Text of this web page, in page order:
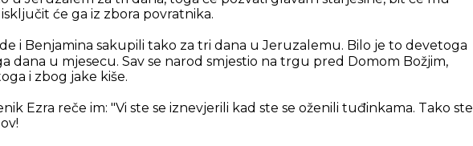
će ga iz zbora povratnika.
i Benjamina sakupili tako za tri dana u Jeruzalemu. Bilo je to devetoga
dana u mjesecu. Sav se narod smjestio na trgu pred Domom Božjim,
i zbog jake kiše.
Ezra reče im: "Vi ste se iznevjerili kad ste se oženili tuđinkama. Tako ste